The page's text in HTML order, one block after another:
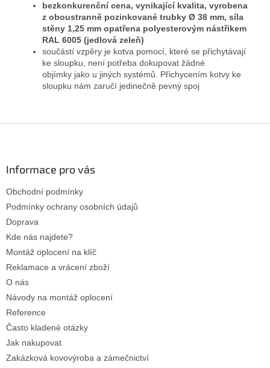
bezkonkurenční cena, vynikající kvalita, vyrobena
z oboustranně pozinkované trubky Ø 38 mm, síla
stěny 1,25 mm opatřena polyesterovým nástřikem
RAL 6005 (jedlová zeleň)
součástí vzpěry je kotva pomocí, které se přichytávají
ke sloupku, není potřeba dokupovat žádné
objímky jako u jiných systémů. Přichycením kotvy ke
sloupku nám zaručí jedinečně pevný spoj
Informace pro vás
Obchodní podmínky
Podmínky ochrany osobních údajů
Doprava
Kde nás najdete?
Montáž oplocení na klíč
Reklamace a vrácení zboží
O nás
Návody na montáž oplocení
Reference
Často kladené otázky
Jak nakupovat
Zakázková kovovýroba a zámečnictví